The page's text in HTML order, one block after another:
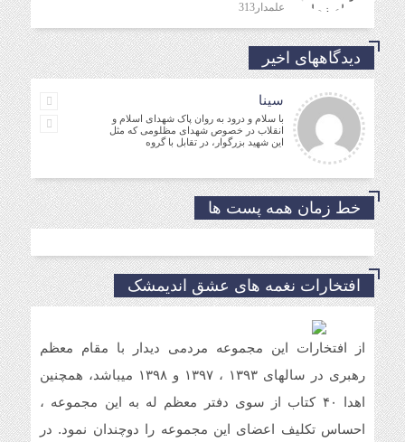
علمدار313
دیدگاههای اخیر
سینا
با سلام و درود به روان پاک شهدای اسلام و
انقلاب در خصوص شهدای مظلومی که مثل
این شهید بزرگوار، در تقابل با گروه
خط زمان همه پست ها
افتخارات نغمه های عشق اندیمشک
از افتخارات این مجموعه مردمی دیدار با مقام معظم
رهبری در سالهای ۱۳۹۳ ، ۱۳۹۷ و ۱۳۹۸ میباشد، همچنین
اهدا ۴۰ کتاب از سوی دفتر معظم له به این مجموعه ،
احساس تکلیف اعضای این مجموعه را دوچندان نمود. در